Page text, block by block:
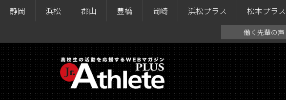
静岡 浜松 郡山 豊橋 岡崎 浜松プラス 松本プラス
働く先輩の声